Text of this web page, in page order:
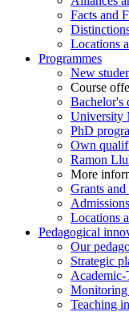
Facts and
Locations
Programmes
New
Course
Bachelor's
University
PhD
Own
Ramon
More
Grants and
Admissions
Locations
Pedagogical
Our
Strategic
Teaching